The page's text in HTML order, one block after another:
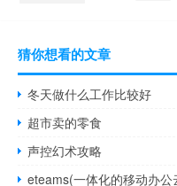
猜你想看的文章
冬天做什么工作比较好
超市卖的零食
声控幻术攻略